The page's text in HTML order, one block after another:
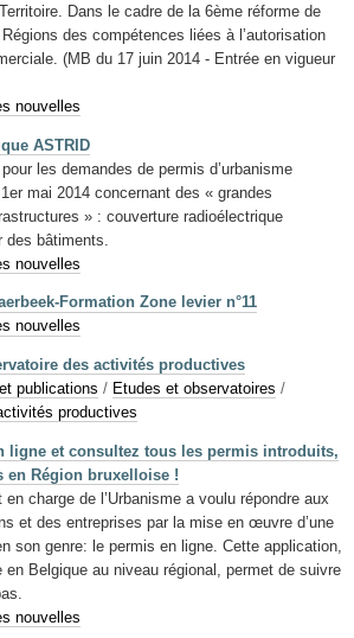
Dans le cadre de la 6ème réforme de
des compétences liées à l’autorisation
(MB du 17 juin 2014 - Entrée en vigueur
nouvelles
ASTRID
les demandes de permis d’urbanisme
mai 2014 concernant des « grandes
» : couverture radioélectrique
des bâtiments.
nouvelles
Formation Zone levier n°11
nouvelles
des activités productives
publications / Etudes et observatoires /
productives
ligne et consultez tous les permis introduits,
en Région bruxelloise !
en charge de l’Urbanisme a voulu répondre aux
et des entreprises par la mise en œuvre d’une
son genre: le permis en ligne. Cette application,
en Belgique au niveau régional, permet de suivre
nouvelles